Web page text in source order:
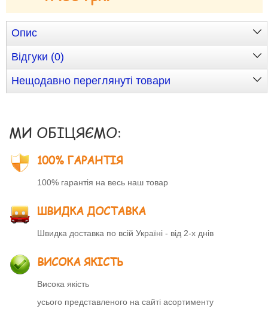
Опис
Відгуки (0)
Нещодавно переглянуті товари
МИ ОБІЦЯЄМО:
100% ГАРАНТІЯ
100% гарантія на весь наш товар
ШВИДКА ДОСТАВКА
Швидка доставка по всій Україні - від 2-х днів
ВИСОКА ЯКІСТЬ
Висока якість
усього представленого на сайті асортименту